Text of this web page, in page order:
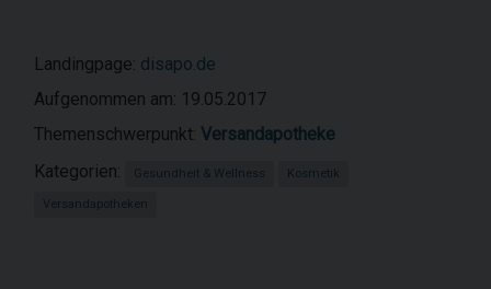
Landingpage: disapo.de
Aufgenommen am: 19.05.2017
Themenschwerpunkt: Versandapotheke
Kategorien:
Gesundheit & Wellness Kosmetik
Versandapotheken